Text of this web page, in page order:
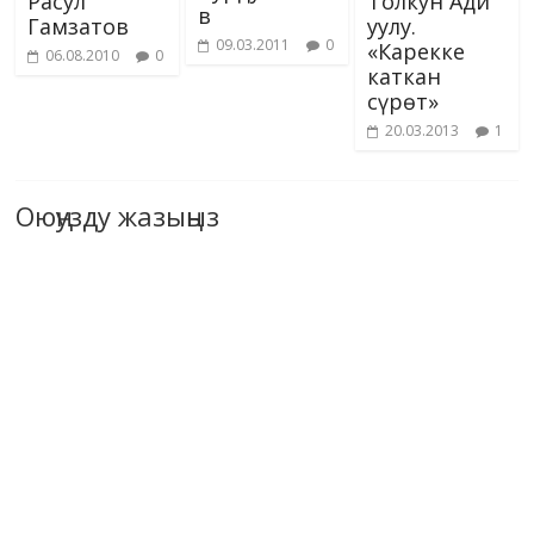
Гамзатов
06.08.2010 0
в
09.03.2011 0
уулу.
«Карекке
каткан
сүрөт»
20.03.2013 1
Оюңузду жазыңыз